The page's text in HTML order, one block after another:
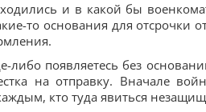
и в какой бы
то основания для
появляетесь без
на отправку. Вначале
кто туда явиться